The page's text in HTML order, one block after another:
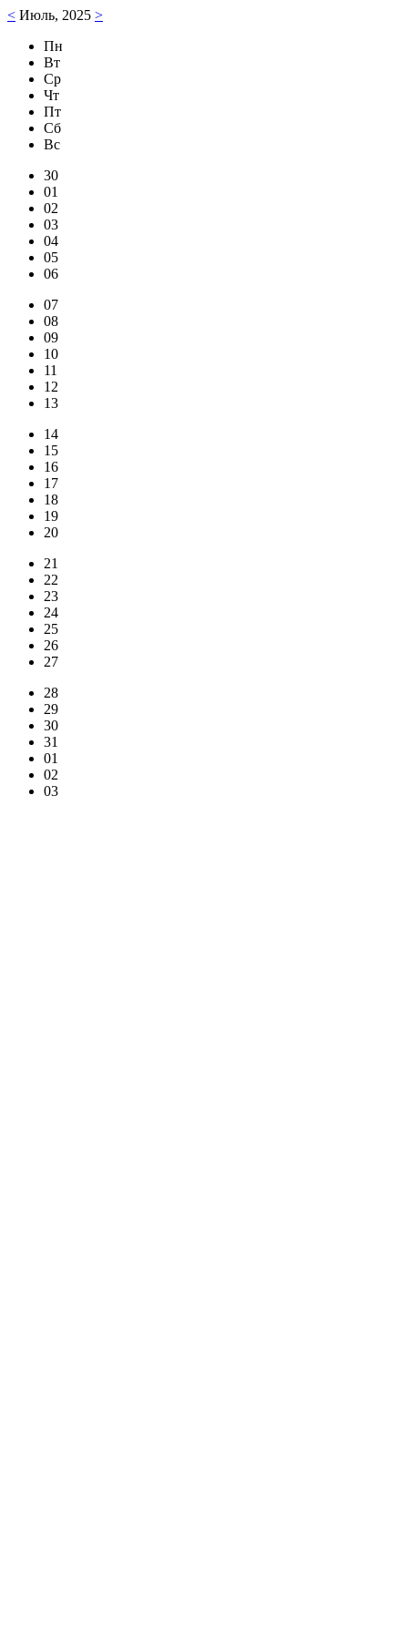
< Июль, 2025 >
Пн
Вт
Ср
Чт
Пт
Сб
Вс
30
01
02
03
04
05
06
07
08
09
10
11
12
13
14
15
16
17
18
19
20
21
22
23
24
25
26
27
28
29
30
31
01
02
03